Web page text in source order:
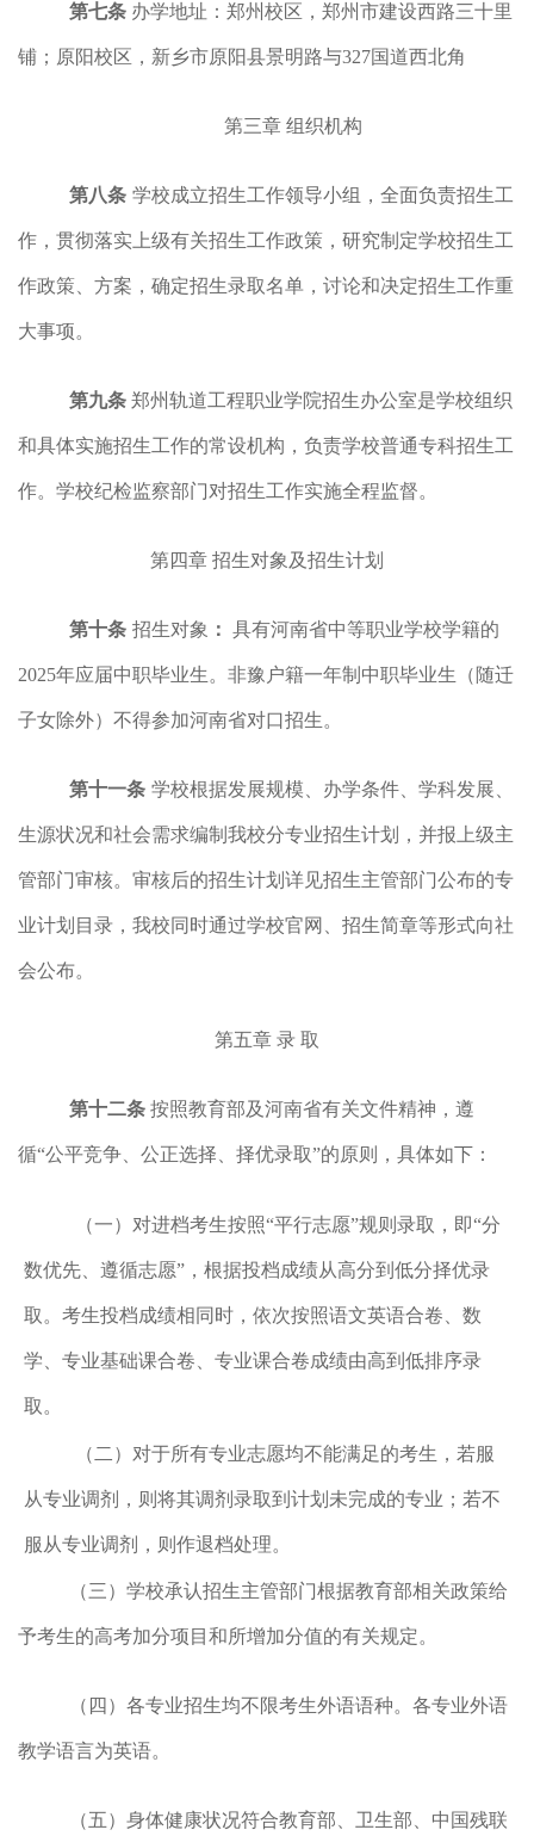
第七条 办学地址：郑州校区，郑州市建设西路三十里
铺；原阳校区，新乡市原阳县景明路与327国道西北角
第三章组织机构
第八条 学校成立招生工作领导小组，全面负责招生工
作，贯彻落实上级有关招生工作政策，研究制定学校招生工
作政策、方案，确定招生录取名单，讨论和决定招生工作重
大事项。
第九条 郑州轨道工程职业学院招生办公室是学校组织
和具体实施招生工作的常设机构，负责学校普通专科招生工
作。学校纪检监察部门对招生工作实施全程监督。
第四章 招生对象及招生计划
第十条 招生对象 ： 具有河南省中等职业学校学籍的
2025年应届中职毕业生。非豫户籍一年制中职毕业生（随迁
子女除外）不得参加河南省对口招生。
第十一条 学校根据发展规模、办学条件、学科发展、
生源状况和社会需求编制我校分专业招生计划，并报上级主
管部门审核。审核后的招生计划详见招生主管部门公布的专
业计划目录，我校同时通过学校官网、招生简章等形式向社
会公布。
第五章 录 取
第十二条 按照教育部及河南省有关文件精神，遵
循“公平竞争、公正选择、择优录取”的原则，具体如下：
（一）对进档考生按照“平行志愿”规则录取，即“分
数优先、遵循志愿”，根据投档成绩从高分到低分择优录
取。考生投档成绩相同时，依次按照语文英语合卷、数
学、专业基础课合卷、专业课合卷成绩由高到低排序录
取。
（二）对于所有专业志愿均不能满足的考生，若服
从专业调剂，则将其调剂录取到计划未完成的专业；若不
服从专业调剂，则作退档处理。
（三）学校承认招生主管部门根据教育部相关政策给
予考生的高考加分项目和所增加分值的有关规定。
（四）各专业招生均不限考生外语语种。各专业外语
教学语言为英语。
（五）身体健康状况符合教育部、卫生部、中国残联